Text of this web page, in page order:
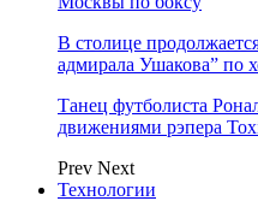
В столице
адмирала Ушакова” по
Танец футболиста
движениями рэпера
Prev Next
Технологии